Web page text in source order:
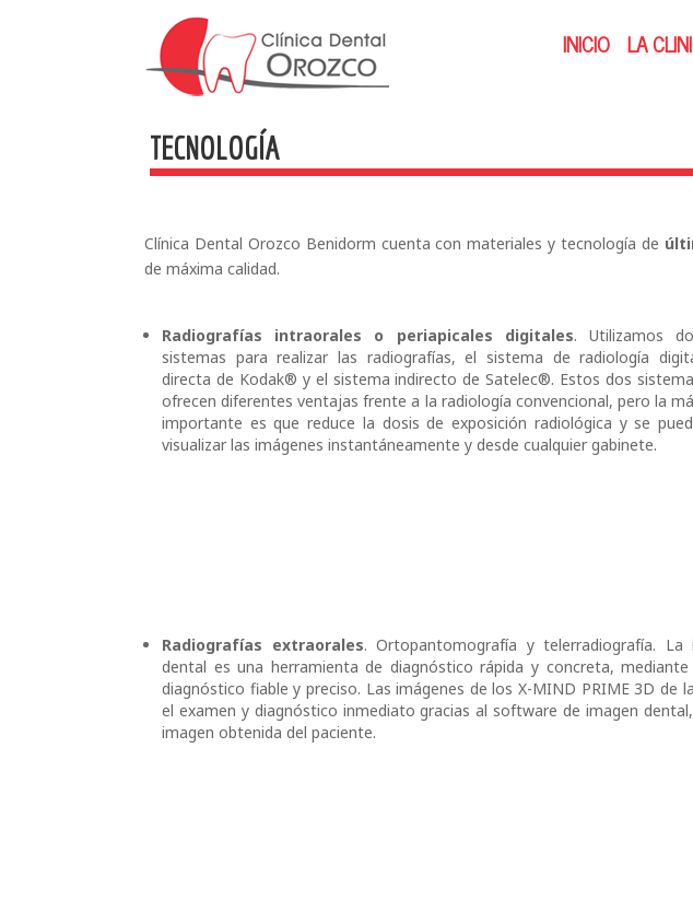
INICIO LA
TECNOLOGÍA
Clínica Dental Orozco Benidorm cuenta con materiales y tecnología de
de máxima calidad.
Radiografías intraorales o periapicales digitales. Utilizamos
sistemas para realizar las radiografías, el sistema de radiología
directa de Kodak® y el sistema indirecto de Satelec®. Estos dos
ofrecen diferentes ventajas frente a la radiología convencional, pero la
importante es que reduce la dosis de exposición radiológica y se
visualizar las imágenes instantáneamente y desde cualquier gabinete.
Radiografías extraorales. Ortopantomografía y telerradiografía. La
dental es una herramienta de diagnóstico rápida y concreta,
diagnóstico fiable y preciso. Las imágenes de los X-MIND PRIME 3D de
el examen y diagnóstico inmediato gracias al software de imagen
imagen obtenida del paciente.